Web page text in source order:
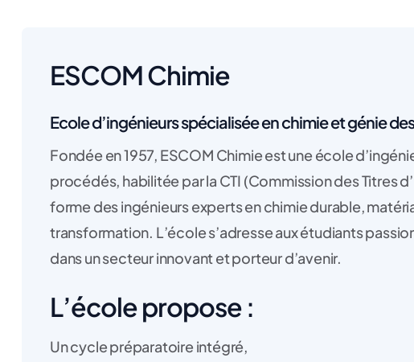
ESCOM Chimie
Ecole d’ingénieurs spécialisée en chimie et génie
Fondée en 1957, ESCOM Chimie est une école
procédés, habilitée par la CTI (Commission des Titres
forme des ingénieurs experts en chimie durable,
transformation. L’école s’adresse aux étudiants
dans un secteur innovant et porteur d’avenir.
L’école propose :
Un cycle préparatoire intégré,